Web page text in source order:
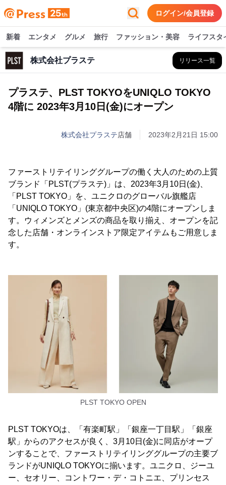
ログイン/会員登録
新着 エンタメ グルメ 旅行 ファッション・美容 ライフスタ
株式会社プラステ リリース一覧
プラステ、PLST TOKYOをUNIQLO TOKYO
4階に 2023年3月10日(金)にオープン
株式会社プラステ店舗 2023年2月21日 15:00
ファーストリテイリンググループの働く大人のための上質
ブランド「PLST(プラステ)」は、2023年3月10日(金)、
「PLST TOKYO」を、ユニクロのグローバル旗艦店
「UNIQLO TOKYO」(東京都中央区)の4階にオープンしま
す。ウィメンズとメンズの商品を取り揃え、オープンを記
念した店舗・オンラインストア限定アイテムもご用意しま
す。
PLST TOKYO OPEN
PLST TOKYOは、「有楽町駅」「銀座一丁目駅」「銀座
駅」からのアクセスが良く、3月10日(金)に同店がオープ
ンすることで、ファーストリテイリンググループの主要ブ
ランドがUNIQLO TOKYOに揃います。ユニクロ、ジーユ
ー、セオリー、コントワー・デ・コトニエ、プリンセス